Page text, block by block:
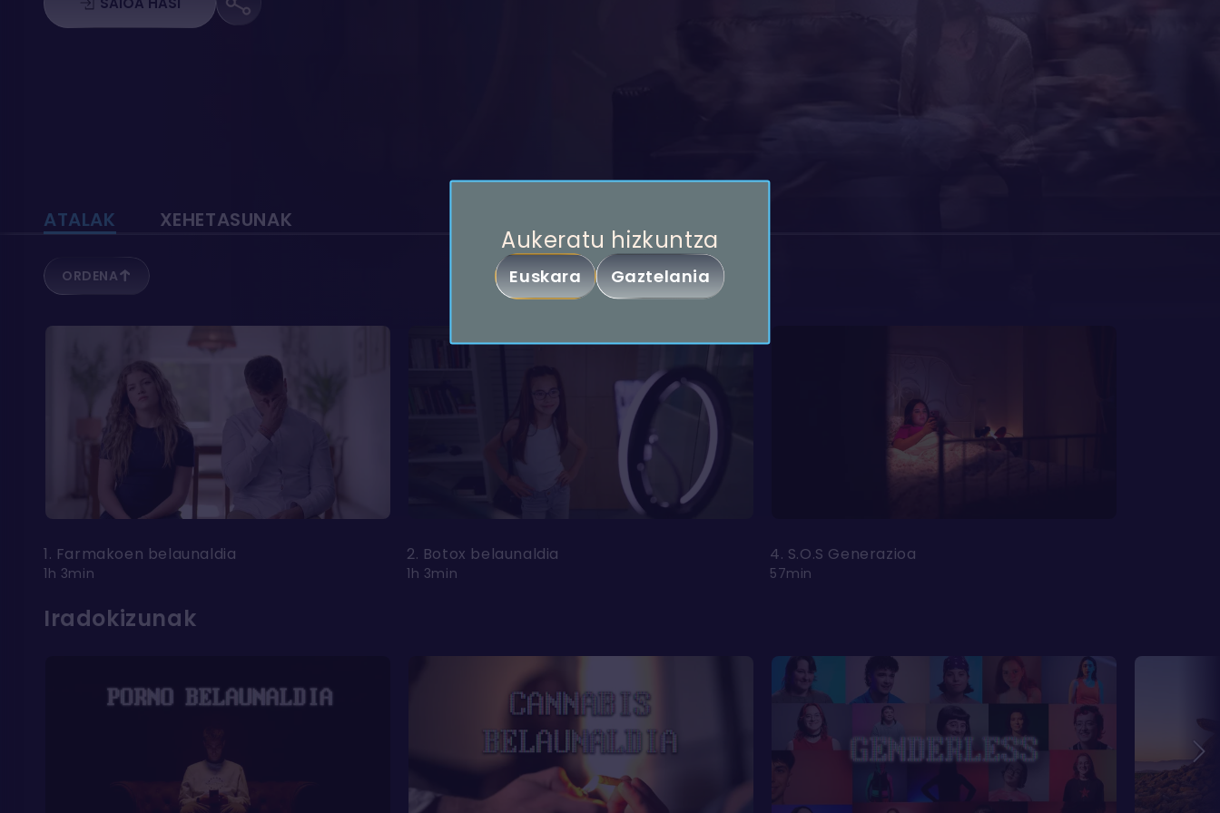
publikoek eta kontzientziazioak funtsezko
ATALAK XEHETASUNAK
ORDENA
1. Farmakoen belaunaldia
1h 3min
2. Botox belaunaldia
1h 3min
4. S.O.S Generazioa
57min
Iradokizunak
Aukeratu hizkuntza
Euskara Gaztelania
Klik belaunaldia
Kopiatu esteka